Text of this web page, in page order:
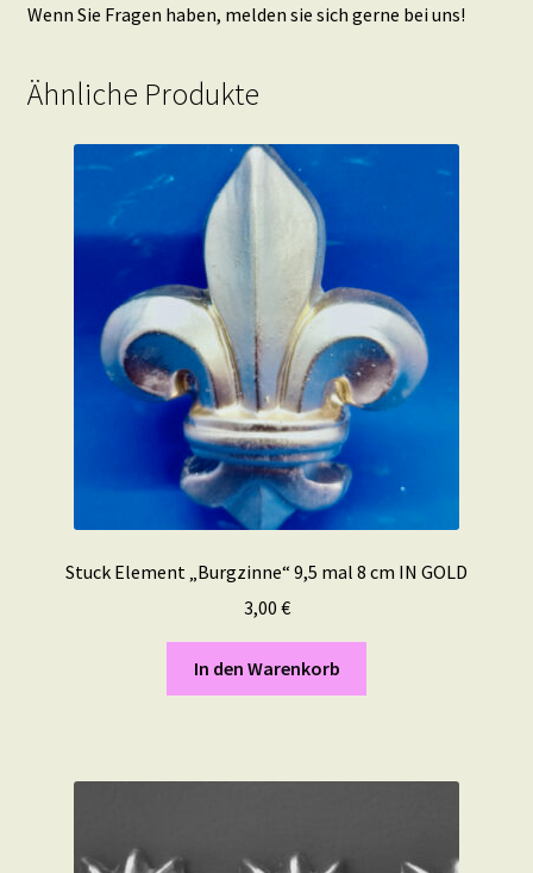
Wenn Sie Fragen haben, melden sie sich gerne bei uns!
Ähnliche Produkte
Stuck Element „Burgzinne“ 9,5 mal 8 cm IN GOLD
3,00 €
In den Warenkorb